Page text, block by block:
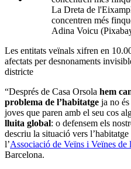
La Dreta de
concentren més
Adina Voicu
Les entitats veïnals xifren en
afectats per desnonaments
districte
“Després de Casa Orsola hem
problema de l’habitatge ja no
joves que paren amb el seu cos
lluita global: o defensem els
descriu la situació vers
l’Associació de Veïns i Veïnes de
Barcelona.